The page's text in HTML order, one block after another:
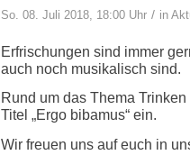
So. 08. Juli 2018, 18:00 Uhr / in
Erfrischungen sind immer
auch noch musikalisch sind.
Rund um das Thema
Titel „Ergo bibamus“ ein.
Wir freuen uns auf euch in